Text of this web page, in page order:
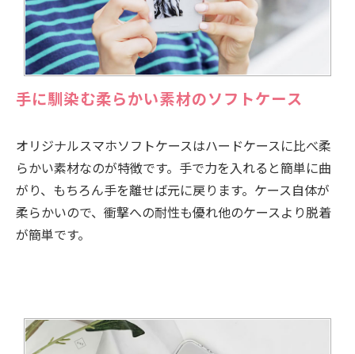
手に馴染む柔らかい素材のソフトケース
オリジナルスマホソフトケースはハードケースに比べ柔
らかい素材なのが特徴です。手で力を入れると簡単に曲
がり、もちろん手を離せば元に戻ります。ケース自体が
柔らかいので、衝撃への耐性も優れ他のケースより脱着
が簡単です。